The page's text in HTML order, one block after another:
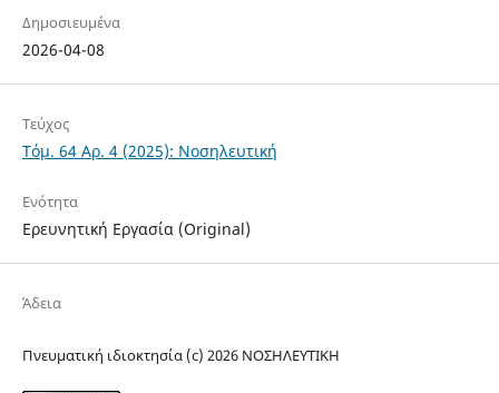
Δημοσιευμένα
2026-04-08
Τεύχος
Τόμ. 64 Αρ. 4 (2025): Νοσηλευτική
Ενότητα
Ερευνητική Εργασία (Original)
Άδεια
Πνευματική ιδιοκτησία (c) 2026 ΝOΣΗΛΕYΤΙΚΗ